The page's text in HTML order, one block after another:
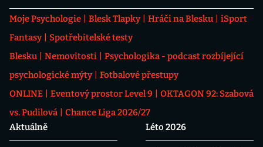
Moje Psychologie Blesk Tlapky Hráči na Blesku
iSport
Fantasy
Spotřebitelské testy
Blesku
Nemovitosti
Psychologika - podcast rozbíjející
psychologické mýty
Fotbalové přestupy
ONLINE
Eventový prostor Level 9
OKTAGON 92: Szabová
vs. Pudilová
Chance Liga 2026/27
Aktuálně
Léto 2026